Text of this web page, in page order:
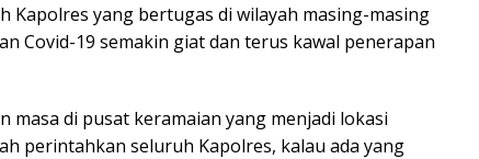
Kapolres yang bertugas di wilayah masing-masing
Covid-19 semakin giat dan terus kawal penerapan
masa di pusat keramaian yang menjadi lokasi
perintahkan seluruh Kapolres, kalau ada yang